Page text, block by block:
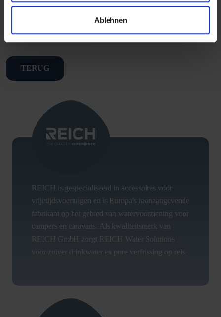
AblehnenTO THE PRODUCT
TERUG
REICH is gespecialiseerd in accessoires voor
vrijetijdsvoertuigen en is Europa's toonaangevende
fabrikant op het gebied van watervoorziening voor
campers en caravans. Als kwaliteitsmerk van
REICH GmbH zorgt REICH Water Solutions
voor zuiver drinkwater en pure verfrissing op reis.